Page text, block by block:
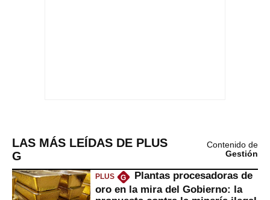
LAS MÁS LEÍDAS DE PLUS
G
Contenido de
Gestión
PLUS G
Plantas procesadoras de
oro en la mira del Gobierno: la